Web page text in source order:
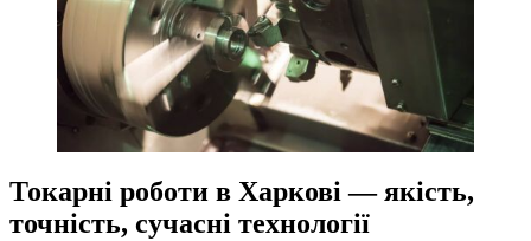
Токарні роботи в Харкові — якість,
точність, сучасні технології